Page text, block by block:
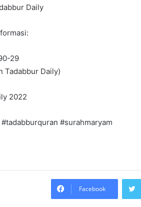
Daily
29
Tadabbur Daily)
2022
#surahmaryam
Facebook